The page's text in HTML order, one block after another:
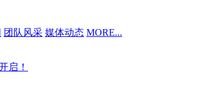
团队风采 媒体动态 MORE...
启！